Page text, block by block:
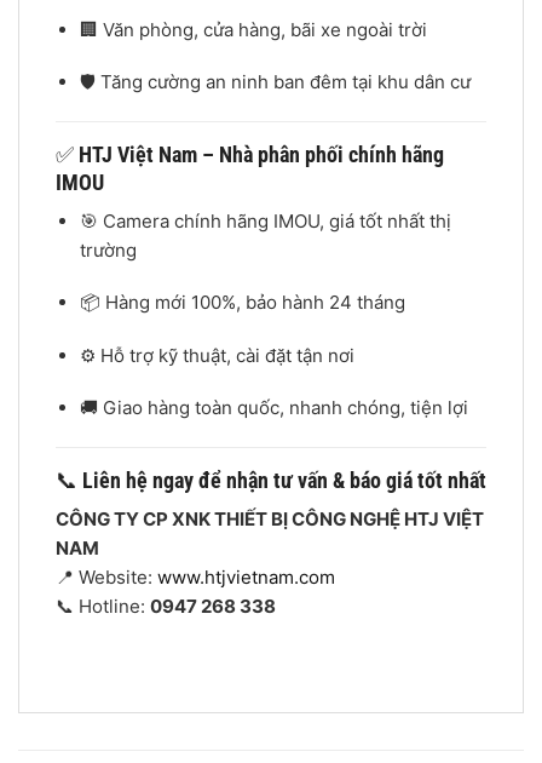
🏢 Văn phòng, cửa hàng, bãi xe ngoài trời
🛡️ Tăng cường an ninh ban đêm tại khu dân cư
✅ HTJ Việt Nam – Nhà phân phối chính hãng
IMOU
🎯 Camera chính hãng IMOU, giá tốt nhất thị
trường
📦 Hàng mới 100%, bảo hành 24 tháng
⚙️ Hỗ trợ kỹ thuật, cài đặt tận nơi
🚚 Giao hàng toàn quốc, nhanh chóng, tiện lợi
📞 Liên hệ ngay để nhận tư vấn & báo giá tốt nhất
CÔNG TY CP XNK THIẾT BỊ CÔNG NGHỆ HTJ VIỆT
NAM
📍 Website: www.htjvietnam.com
📞 Hotline: 0947 268 338